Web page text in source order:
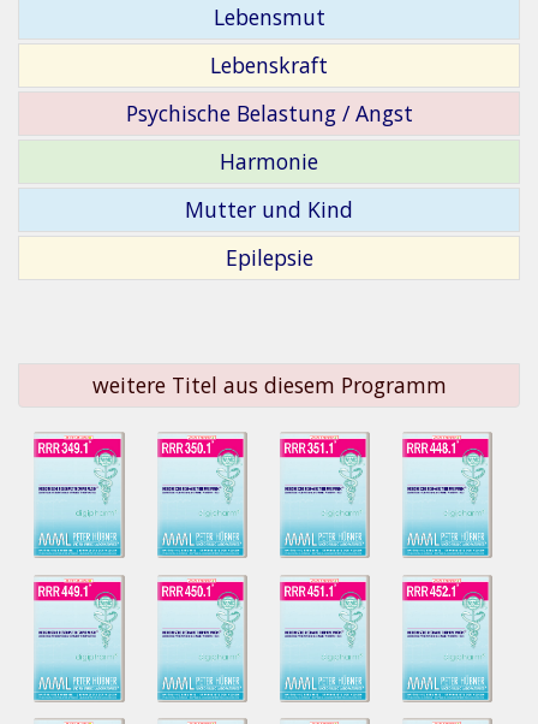
Lebensmut
Lebenskraft
Psychische Belastung / Angst
Harmonie
Mutter und Kind
Epilepsie
weitere Titel aus diesem Programm